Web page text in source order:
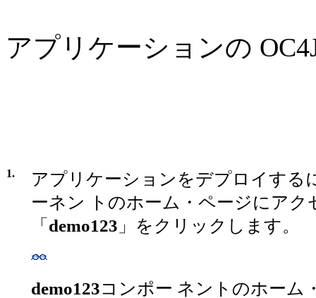
アプリケーションの
1.
アプリケーションをデプロイする
ーネン トのホーム・ページにアク
「 demo123 」をクリックします。
demo123コンポー ネントのホーム